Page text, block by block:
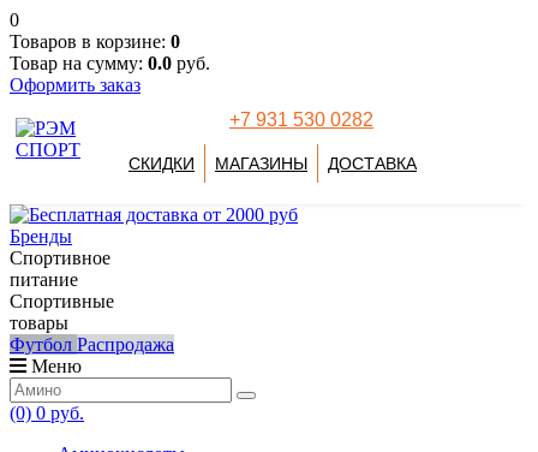
0
Товаров в корзине: 0
Товар на сумму: 0.0 руб.
Оформить заказ
+7 931 530 0282
СКИДКИ МАГАЗИНЫ ДОСТАВКА
Бренды
Спортивное
питание
Спортивные
товары
Футбол Распродажа
Меню
(0) 0 руб.